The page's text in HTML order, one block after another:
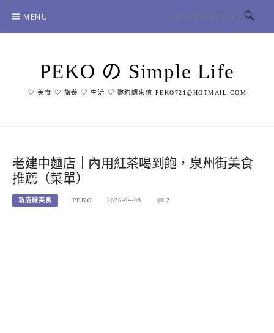
content
MENU
PEKO の Simple Life
♡ 美食 ♡ 旅遊 ♡ 生活 ♡ 邀約請來信 PEKO721@HOTMAIL.COM
老建中麵店｜內用紅茶喝到飽，泉州街美食
推薦（菜單）
新店線美食 PEKO 2026-04-08 2